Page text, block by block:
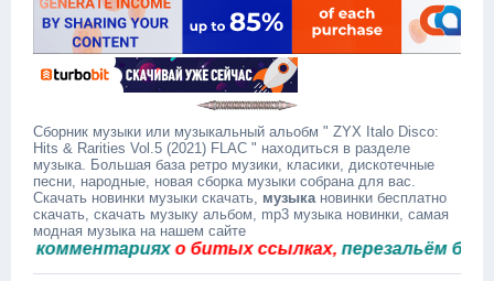
Сборник музыки или музыкальный альобм " ZYX Italo Disco:
Hits & Rarities Vol.5 (2021) FLAC " находиться в разделе
музыка. Большая база ретро музики, класики, дискотечные
песни, народные, новая сборка музыки собрана для вас.
Скачать новинки музыки скачать, музыкановинки бесплатно
скачать, скачать музыку альбом, mp3 музыка новинки, самая
модная музыка на нашем сайте
о битых ссылках,перезальём быстро.